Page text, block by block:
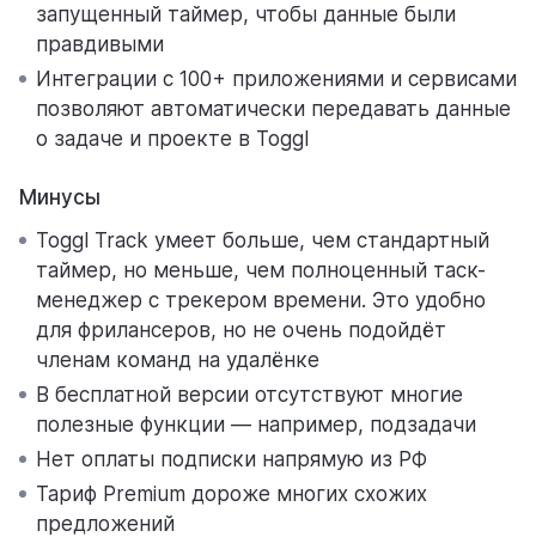
запущенный таймер, чтобы данные были
правдивыми
Интеграции с 100+ приложениями и сервисами
позволяют автоматически передавать данные
о задаче и проекте в Toggl
Минусы
Toggl Track умеет больше, чем стандартный
таймер, но меньше, чем полноценный таск-
менеджер с трекером времени. Это удобно
для фрилансеров, но не очень подойдёт
членам команд на удалёнке
В бесплатной версии отсутствуют многие
полезные функции — например, подзадачи
Нет оплаты подписки напрямую из РФ
Тариф Premium дороже многих схожих
предложений